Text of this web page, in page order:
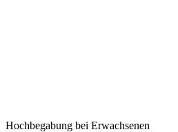
Hochbegabung bei Erwachsenen